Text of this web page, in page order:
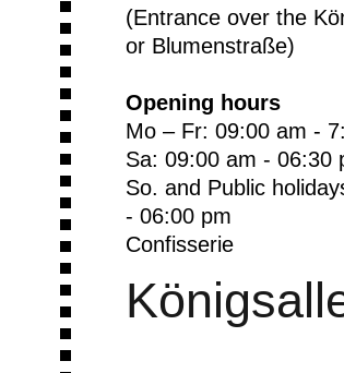
(Entrance over the
or Blumenstraße)
Opening hours
Mo – Fr: 09:00 am -
Sa: 09:00 am - 06:30
So. and Public
- 06:00 pm
Confisserie